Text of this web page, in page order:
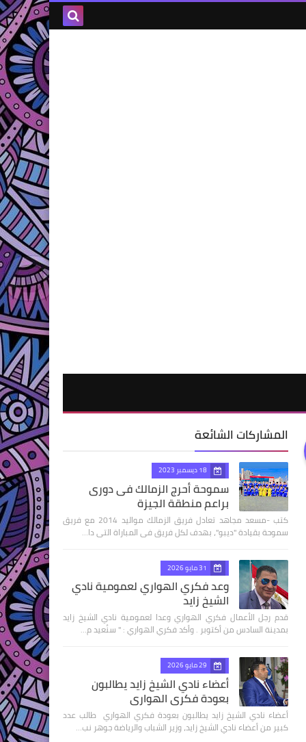
المشاركات الشائعة
18 ديسمبر 2023
سموحة أحرج الزمالك فى دورى
براعم منطقة الجيزة
كتب -مسعد مجاهد تعادل فريق الزمالك مواليد 2014 مع فريق
سموحة بقيادة "ديبو"، بهدف لكل فريق فى المباراة التى دا…
31 مايو 2026
وعد فكري الهواري لعمومية نادي
الشيخ زايد
قدم رجل الأعمال فكري الهواري وعدا لعمومية نادي الشيخ زايد
بمدينة السادس من أكتوبر . وأكد فكري الهواري : " سنُعيد م…
29 مايو 2026
أعضاء نادي الشيخ زايد يطالبون
بعودة فكري الهواري
أعضاء نادي الشيخ زايد يطالبون بعودة فكري الهواري طالب عدد
كبير من أعضاء نادي الشيخ زايد، وزير الشباب والرياضة جوهر نب…